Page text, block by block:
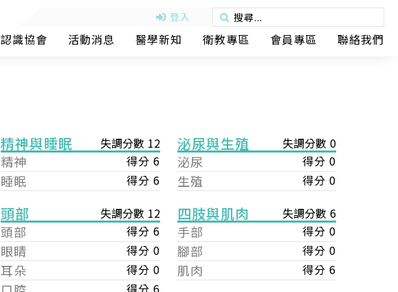
登入
認識協會 活動消息 醫學新知 衛教專區 會員專區 聯絡我們
精神與睡眠 失調分數 12
精神 得分 6
睡眠 得分 6
頭部 失調分數 12
頭部 得分 6
眼睛 得分 0
耳朵 得分 0
泌尿與生殖 失調分數 0
泌尿 得分 0
生殖 得分 0
四肢與肌肉 失調分數 6
手部 得分 0
腳部 得分 0
肌肉 得分 6